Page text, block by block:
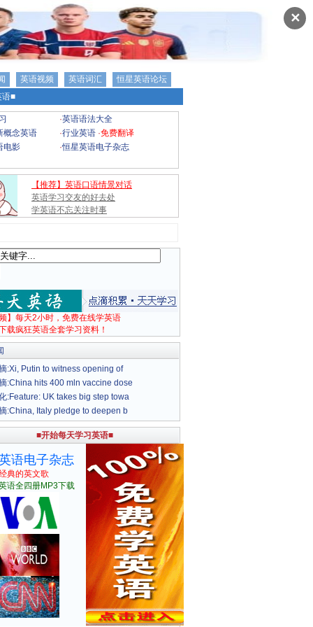
✕
英语视频 英语词汇
恒星英语论坛
语■
·英语语法大全
概念英语 ·行业英语 ·免费翻译
电影 ·恒星英语电子杂志
【推荐】英语口语情景对话
英语学习交友的好去处
学英语不忘关注时事
频】每天2小时，免费在线学英语
载疯狂英语全套学习资料！
:Xi, Putin to witness opening of
:China hits 400 mln vaccine dose
:Feature: UK takes big step towa
:China, Italy pledge to deepen b
■开始每天学习英语■
语电子杂志
典的英文歌
语全四册MP3下载